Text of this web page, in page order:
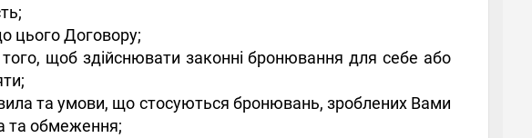
цього Договору;
щоб здійснювати законні бронювання для себе або
та умови, що стосуються бронювань, зроблених Вами
та обмеження;